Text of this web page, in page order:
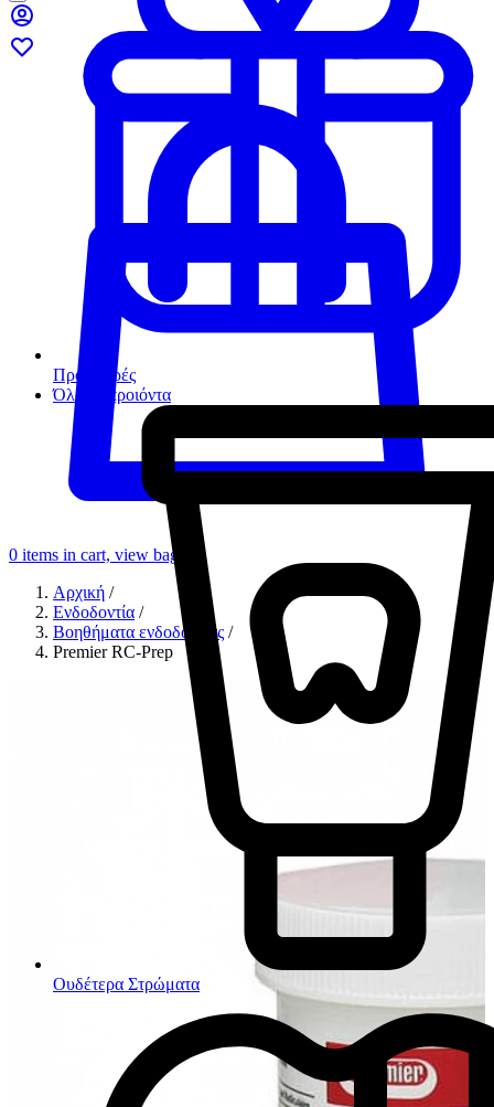
Προσφορές
Όλα τα προιόντα
Ουδέτερα Στρώματα
0 items in cart, view bag
Αρχική /
Ενδοδοντία /
Βοηθήματα ενδοδοντίας /
Premier RC-Prep